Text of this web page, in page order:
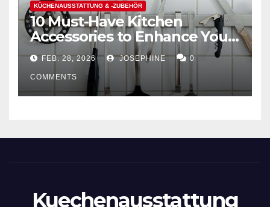
KÜCHENAUSSTATTUNG & -ZUBEHÖR
10 Must-Have Kitchen
Accessories to Enhance Your
Cooking Efficiency
FEB. 28, 2026 JOSEPHINE 0
COMMENTS
Kuechenausstattung